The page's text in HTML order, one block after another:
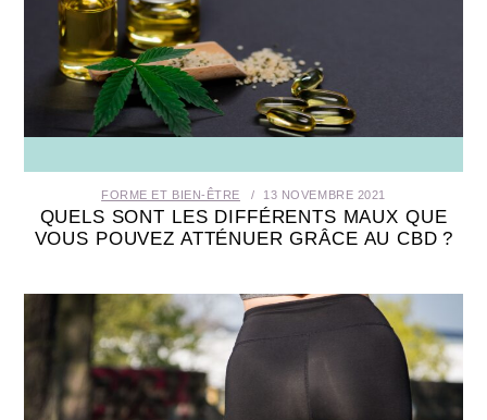
FORME ET BIEN-ÊTRE 13 NOVEMBRE 2021
QUELS SONT LES DIFFÉRENTS MAUX QUE
VOUS POUVEZ ATTÉNUER GRÂCE AU CBD ?